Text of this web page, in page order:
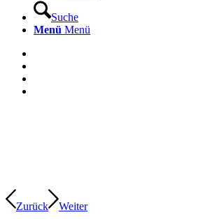
Suche
Menü Menü
Zurück Weiter